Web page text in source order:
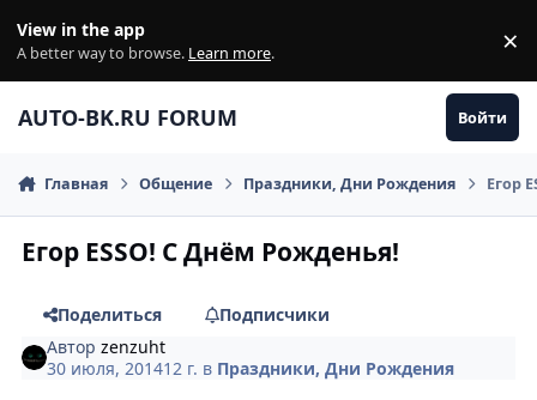
View in the app
A better way to browse. Learn more. ×
AUTO-BK.RU FORUM Войти
Главная Общение Праздники, Дни Рождения Егор
Егор ESSO! С Днём Рожденья!
Поделиться
Подписчики
Авторzenzuht
30 июля, 201412 г. в Праздники, Дни Рождения